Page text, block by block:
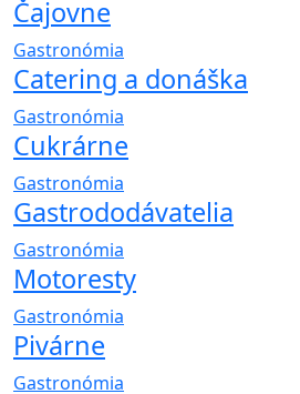
Čajovne
Gastronómia
Catering a donáška
Gastronómia
Cukrárne
Gastronómia
Gastrododávatelia
Gastronómia
Motoresty
Gastronómia
Pivárne
Gastronómia